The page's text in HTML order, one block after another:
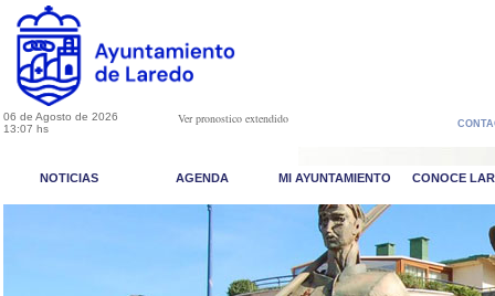
06 de Agosto de 2026
13:07 hs
Ver pronostico extendido
NOTICIAS AGENDA MI AYUNTAMIENTO CONOCE